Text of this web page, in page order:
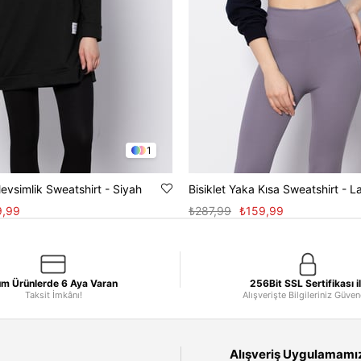
1
Sweatshirt - Siyah
Bisiklet Yaka Kısa Sweatshirt -
₺159,99
₺287,99
Ürünlerde 6 Aya Varan
Taksit İmkânı!
256Bit SSL Sertifikası
Alışverişte Bilgileriniz
Alışveriş